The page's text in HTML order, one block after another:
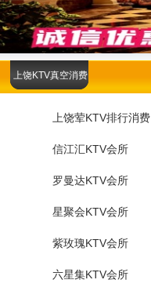
上饶KTV真空消费
上饶荤KTV排行消费
信江汇KTV会所
罗曼达KTV会所
星聚会KTV会所
紫玫瑰KTV会所
六星集KTV会所